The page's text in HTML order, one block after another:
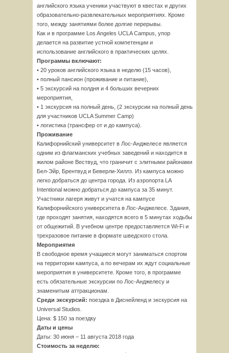
английского языка ученики участвуют в квестах и других
образовательно-развлекательных мероприятиях. Кроме
того, между занятиями более долгие перерывы.
Как и в программе Los Angeles UCLA Campus, упор
делается на развитие устной компетенции и
использование английского в практических целях.
Программы включают:
• 20 уроков английского языка в неделю (15 часов),
• полный пансион (проживание и питание),
• 5 экскурсий на полдня и 4 больших вечерних
мероприятия,
• 1 экскурсия на полный день, (2 экскурсии на полный день
для участников UCLA Summer Camp)
• логистика (трансфер от и до кампуса).
Проживание
Калифорнийский университет в Лос-Анджелесе является
одним из флагманских учебных заведений и находится в
жилом районе Вествуд, что граничит с элитными районами
Бел-Эйр, Брентвуд и Беверли-Хиллз. Из кампуса можно
легко добраться до центра города. Из аэропорта LA
Intentional можно добраться до кампуса за 35 минут.
Участники лагеря живут и учатся на кампусе
Калифорнийского университета в Лос-Анджелесе. Здания,
где проходят занятия, находятся всего в 5 минутах ходьбы
от общежитий. В учебном центре предоставляется Wi-Fi и
трехразовое питание в формате шведского стола.
Мероприятия
В свободное время учащиеся могут заниматься спортом
на территории кампуса, а по вечерам их ждут социальные
мероприятия в университете. Кроме того, в программе
есть обязательные экскурсии по Лос-Анджелесу и
знаменитым аттракционам.
Среди экскурсий: поездка в Диснейленд и экскурсия на
Universal Studios.
Цена: $ 150 за поездку
Даты и цены
Даты: 30 июня – 11 августа 2018 года
Стоимость за неделю: